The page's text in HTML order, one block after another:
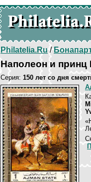
Philatelia.Ru/
Наполеон и
Серия: 150 лет со дня